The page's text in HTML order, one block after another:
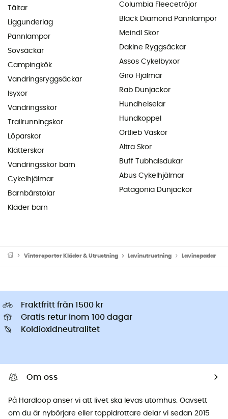
Tältar
Liggunderlag
Pannlampor
Sovsäckar
Campingkök
Vandringsryggsäckar
Isyxor
Vandringsskor
Trailrunningskor
Löparskor
Klätterskor
Vandringsskor barn
Cykelhjälmar
Barnbärstolar
Kläder barn
Columbia Fleecetröjor
Black Diamond Pannlampor
Meindl Skor
Dakine Ryggsäckar
Assos Cykelbyxor
Giro Hjälmar
Rab Dunjackor
Hundhelselar
Hundkoppel
Ortlieb Väskor
Altra Skor
Buff Tubhalsdukar
Abus Cykelhjälmar
Patagonia Dunjackor
Vintersporter Kläder & Utrustning Lavinutrustning Lavinspadar
Fraktfritt från 1500 kr
Gratis retur inom 100 dagar
Koldioxidneutralitet
Om oss
På Hardloop anser vi att livet ska levas utomhus. Oavsett
om du är nybörjare eller toppidrottare delar vi sedan 2015